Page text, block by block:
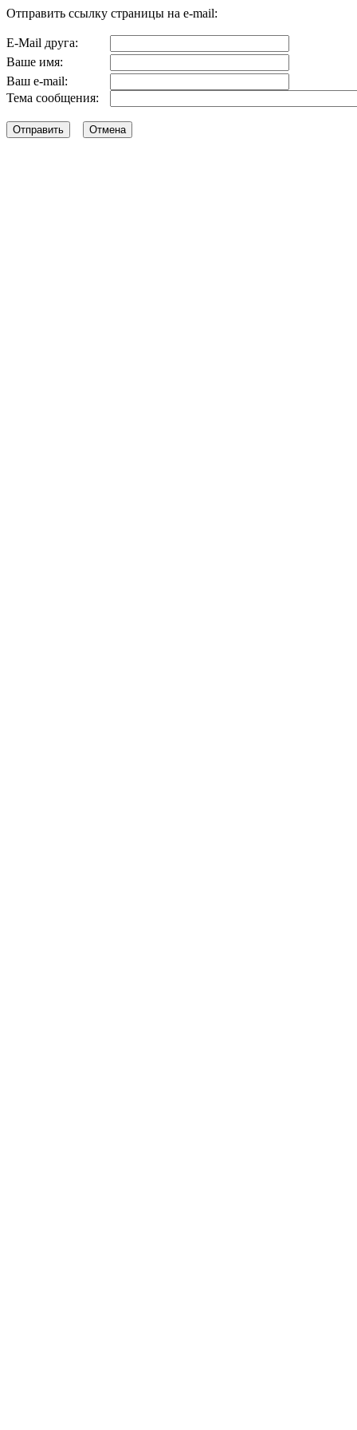
Отправить ссылку страницы на e-mail:
E-Mail друга:
Ваше имя:
Ваш e-mail:
Тема сообщения: